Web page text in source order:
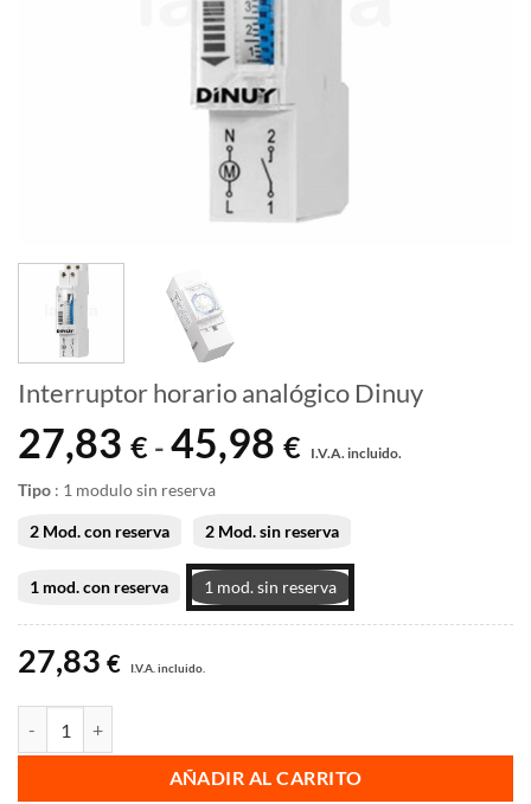
Interruptor horario analógico Dinuy
27,83 € - 45,98 €
de
desde
hasta
45,98 €
I.V.A. incluido.
Tipo : 1 modulo sin reserva
2 Mod. con reserva 2 Mod. sin reserva
1 mod. con reserva 1 mod. sin reserva
27,83 € I.V.A. incluido.
AÑADIR AL CARRITO